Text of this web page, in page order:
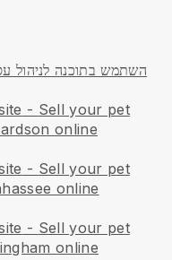
השתמש בתוכנה לניהול
- Sell your pet
online
- Sell your pet
online
- Sell your pet
online